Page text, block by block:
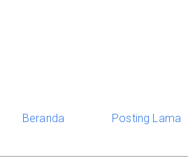
Beranda Posting Lama